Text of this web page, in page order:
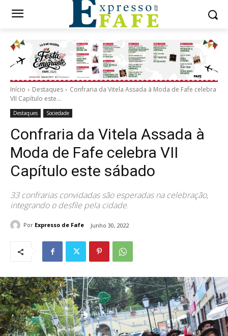
Início Destaques
Confraria da Vitela Assada à Moda de Fafe celebra
VII Capítulo este...
Destaques Sociedade
Confraria da Vitela Assada à
Moda de Fafe celebra VII
Capítulo este sábado
33 confrarias convidadas são esperadas na celebração,
integrando o desfile pela cidade.
Por Expresso de Fafe Junho 30, 2022